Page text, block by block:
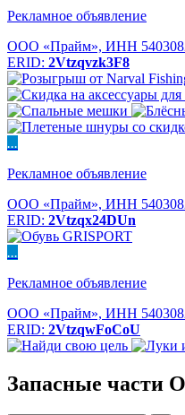
Рекламное объявление
ООО «Прайм», ИНН
ERID: 2Vtzqvzk3F8
...
Рекламное объявление
ООО «Прайм», ИНН
ERID: 2Vtzqx24DUn
...
Рекламное объявление
ООО «Прайм», ИНН
ERID: 2VtzqwFoCoU
Запасные части